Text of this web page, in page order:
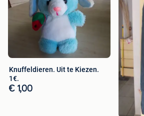
Knuffeldieren. Uit te Kiezen.
1€.
€ 1,00